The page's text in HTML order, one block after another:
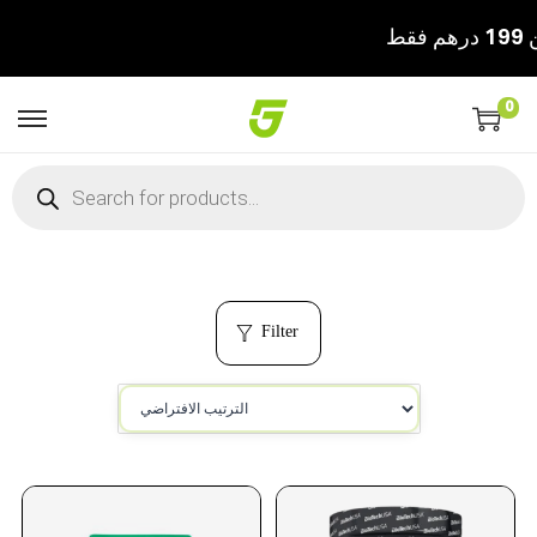
0
Filter